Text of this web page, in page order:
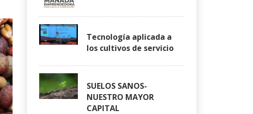
Tecnología aplicada a
los cultivos de servicio
SUELOS SANOS-
NUESTRO MAYOR
CAPITAL